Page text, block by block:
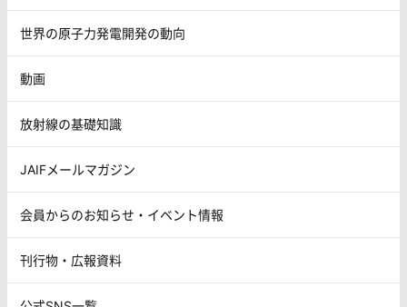
世界の原子力発電開発の動向
動画
放射線の基礎知識
JAIFメールマガジン
会員からのお知らせ・イベント情報
刊行物・広報資料